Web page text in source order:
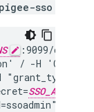
sso
:9099/oauth/
/ -H